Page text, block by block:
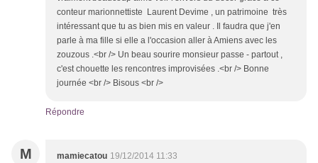
conteur marionnettiste Laurent Devime , un patrimoine très
intéressant que tu as bien mis en valeur . Il faudra que j'en
parle à ma fille si elle a l'occasion aller à Amiens avec les
zouzous .<br /> Un beau sourire monsieur passe - partout ,
c'est chouette les rencontres improvisées .<br /> Bonne
journée <br /> Bisous <br />
Répondre
M mamiecatou 19/12/2014 11:33